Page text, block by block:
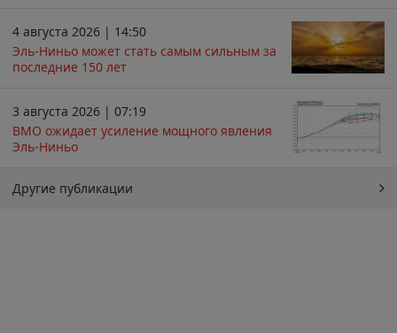
4 августа 2026 | 14:50
Эль-Ниньо может стать самым сильным за
последние 150 лет
3 августа 2026 | 07:19
ВМО ожидает усиление мощного явления
Эль-Ниньо
Другие публикации